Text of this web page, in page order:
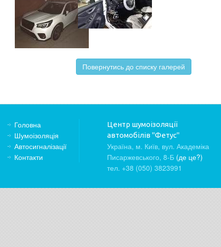
Повернутись до списку галерей
Головна
Шумоізоляція
Автосигналізації
Контакти
Центр шумоізоляції
автомобілів "Фетус"
Україна, м. Київ, вул. Академіка
Писаржевського, 8-Б (де це?)
тел. +38 (050) 3823991